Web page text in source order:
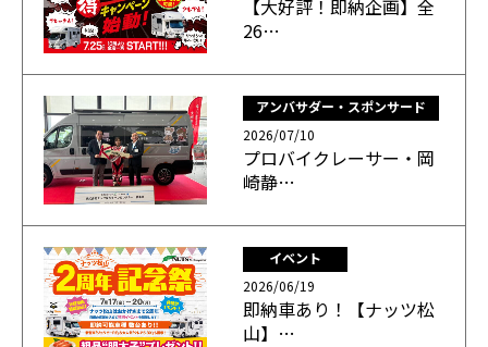
【大好評！即納企画】全
26…
アンバサダー・スポンサード
2026/07/10
プロバイクレーサー・岡
崎静…
イベント
2026/06/19
即納車あり！【ナッツ松
山】…